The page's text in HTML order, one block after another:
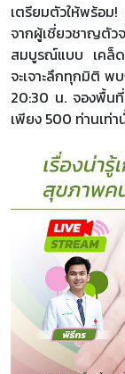
เตรียมตัวให้พร้อม
จากผู้เชี่ยวชาญตั
สมบูรณ์แบบ เคล็
จะเจาะลึกทุกมิติ
20:30 น. จองพื้นที่
เพียง 500 ท่านเท่า